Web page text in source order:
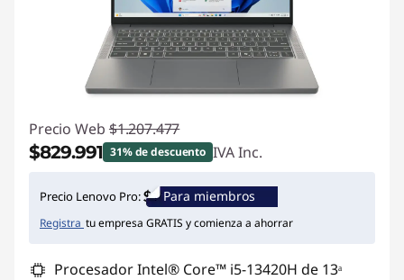
Precio Web $1.207.477
$829.991 31% de descuento IVA Inc.
Ahorros instantáneos :-$377.486
Precio Lenovo Pro: Para miembros
Registra tu empresa GRATIS y comienza a ahorrar
Procesador Intel® Core™ i5-13420H de 13ᵃ